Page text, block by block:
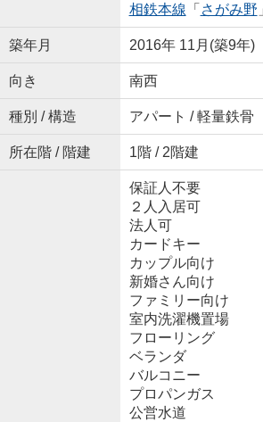
相鉄本線 「 さがみ野
築年月 2016年 11月(築9年)
向き 南西
種別 / 構造 アパート / 軽量鉄骨
所在階 / 階建 1階 / 2階建
保証人不要
２人入居可
法人可
カードキー
カップル向け
新婚さん向け
ファミリー向け
室内洗濯機置場
フローリング
ベランダ
バルコニー
プロパンガス
公営水道